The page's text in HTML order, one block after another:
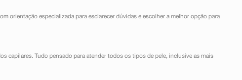
orientação especializada para esclarecer dúvidas e escolher a melhor opção para
capilares. Tudo pensado para atender todos os tipos de pele, inclusive as mais